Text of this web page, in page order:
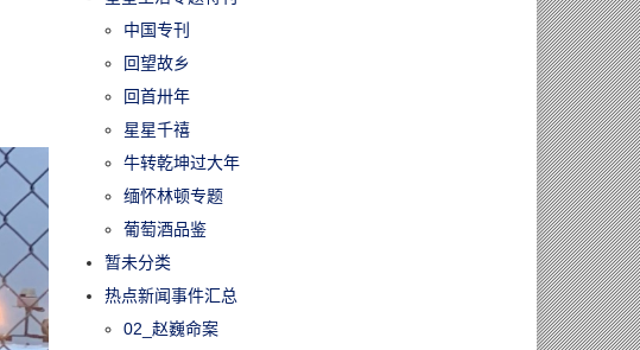
中国专刊
回望故乡
回首卅年
星星千禧
牛转乾坤过大年
缅怀林顿专题
葡萄酒品鉴
暂未分类
热点新闻事件汇总
02_赵巍命案